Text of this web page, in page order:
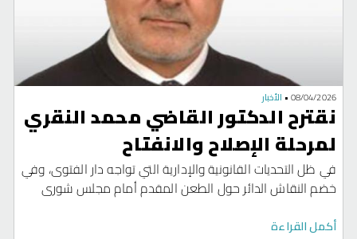
08/04/2026
• الأخبار
نقترح الدكتور القاضي محمد النقري
لمرحلة الإصلاح والانفتاح
في ظل التحديات القانونية والإدارية التي تواجه دار الفتوى، وفي
خضم النقاش الدائر حول الطعن المقدم أمام مجلس شورى
كخيار جدي يعكس حاجة المرحلة الراهنة.
أكمل القراءة